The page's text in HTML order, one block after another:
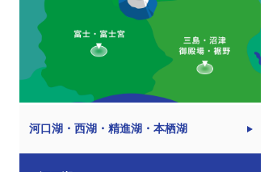
河口湖・西湖・精進湖・本栖湖